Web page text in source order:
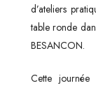
d’ateliers
table ronde
BESANCON.
Cette